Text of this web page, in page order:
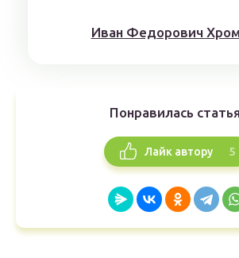
Иван Федорович
Понравилась
Лайк автору 5